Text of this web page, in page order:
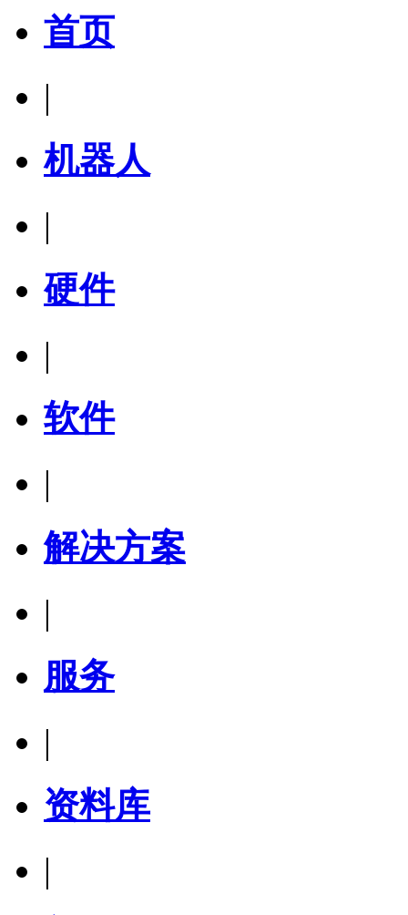
首页
|
机器人
|
硬件
|
软件
|
解决方案
|
服务
|
资料库
|